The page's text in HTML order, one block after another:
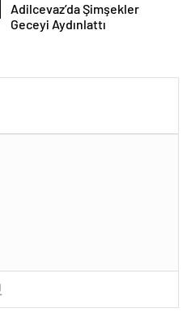
Adilcevaz’da Şimşekler
Geceyi Aydınlattı